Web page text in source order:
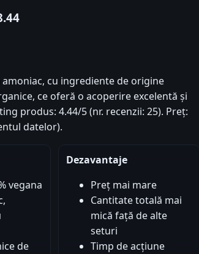
amoniac, cu ingrediente de origine
ce oferă o acoperire excelentă și
produs: 4.44/5 (nr. recenzii: 25). Preț:
datelor).
vegana
de
Dezavantaje
Preț mai mare
Cantitate totală mai
mică față de alte
seturi
Timp de acțiune